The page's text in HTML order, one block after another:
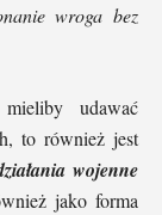
wroga bez
udawać
to również jest
wojenne
jako forma